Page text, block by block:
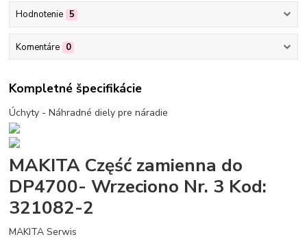
Hodnotenie 5
Komentáre 0
Kompletné špecifikácie
Úchyty - Náhradné diely pre náradie
MAKITA Część zamienna do
DP4700- Wrzeciono Nr. 3 Kod:
321082-2
MAKITA Serwis